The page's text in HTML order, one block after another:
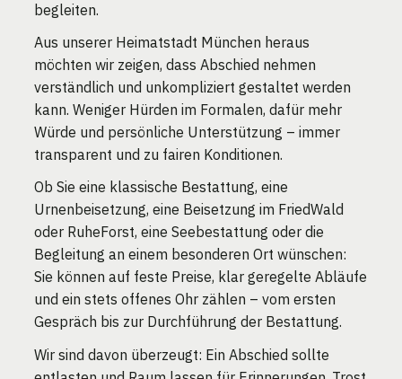
begleiten.
Aus unserer Heimatstadt München heraus
möchten wir zeigen, dass Abschied nehmen
verständlich und unkompliziert gestaltet werden
kann. Weniger Hürden im Formalen, dafür mehr
Würde und persönliche Unterstützung – immer
transparent und zu fairen Konditionen.
Ob Sie eine klassische Bestattung, eine
Urnenbeisetzung, eine Beisetzung im FriedWald
oder RuheForst, eine Seebestattung oder die
Begleitung an einem besonderen Ort wünschen:
Sie können auf feste Preise, klar geregelte Abläufe
und ein stets offenes Ohr zählen – vom ersten
Gespräch bis zur Durchführung der Bestattung.
Wir sind davon überzeugt: Ein Abschied sollte